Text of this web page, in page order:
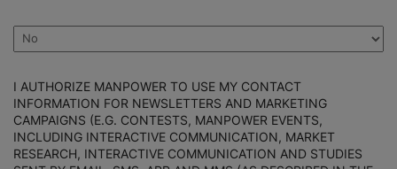
I AUTHORIZE MANPOWER TO USE MY CONTACT
INFORMATION FOR NEWSLETTERS AND MARKETING
CAMPAIGNS (E.G. CONTESTS, MANPOWER EVENTS,
INCLUDING INTERACTIVE COMMUNICATION, MARKET
RESEARCH, INTERACTIVE COMMUNICATION AND STUDIES